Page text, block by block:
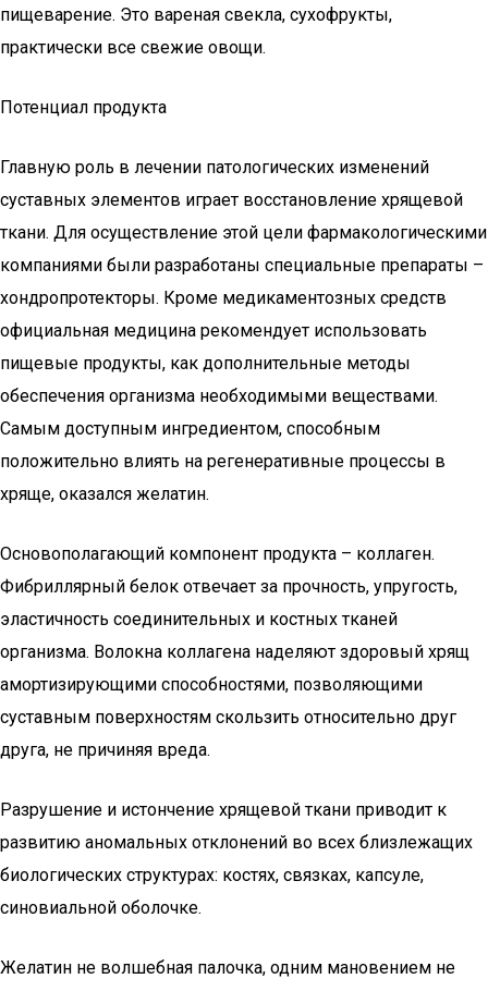
пищеварение. Это вареная свекла, сухофрукты,
практически все свежие овощи.
Потенциал продукта
Главную роль в лечении патологических изменений
суставных элементов играет восстановление хрящевой
ткани. Для осуществление этой цели фармакологическими
компаниями были разработаны специальные препараты –
хондропротекторы. Кроме медикаментозных средств
официальная медицина рекомендует использовать
пищевые продукты, как дополнительные методы
обеспечения организма необходимыми веществами.
Самым доступным ингредиентом, способным
положительно влиять на регенеративные процессы в
хряще, оказался желатин.
Основополагающий компонент продукта – коллаген.
Фибриллярный белок отвечает за прочность, упругость,
эластичность соединительных и костных тканей
организма. Волокна коллагена наделяют здоровый хрящ
амортизирующими способностями, позволяющими
суставным поверхностям скользить относительно друг
друга, не причиняя вреда.
Разрушение и истончение хрящевой ткани приводит к
развитию аномальных отклонений во всех близлежащих
биологических структурах: костях, связках, капсуле,
синовиальной оболочке.
Желатин не волшебная палочка, одним мановением не